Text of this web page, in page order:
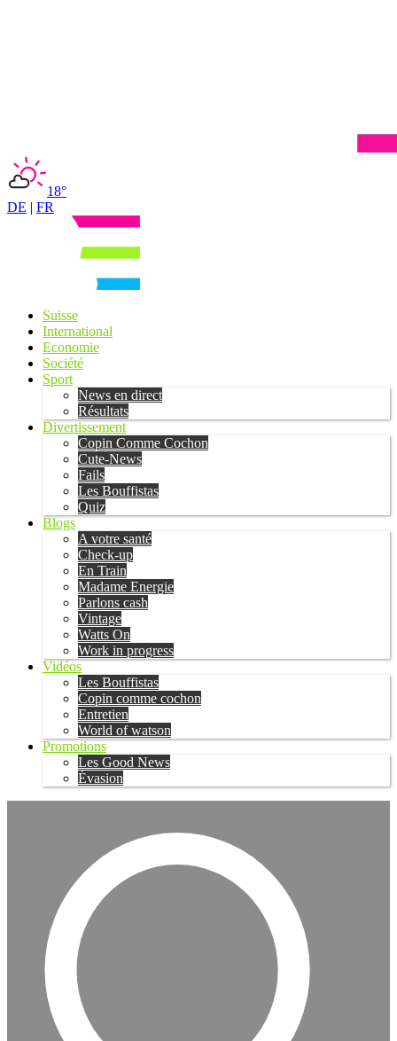
18°
DE | FR
Suisse
International
Economie
Société
Sport
News en direct
Résultats
Divertissement
Copin Comme Cochon
Cute-News
Fails
Les Bouffistas
Quiz
Blogs
A votre santé
Check-up
En Train
Madame Energie
Parlons cash
Vintage
Watts On
Work in progress
Vidéos
Les Bouffistas
Copin comme cochon
Entretien
World of watson
Promotions
Les Good News
Évasion